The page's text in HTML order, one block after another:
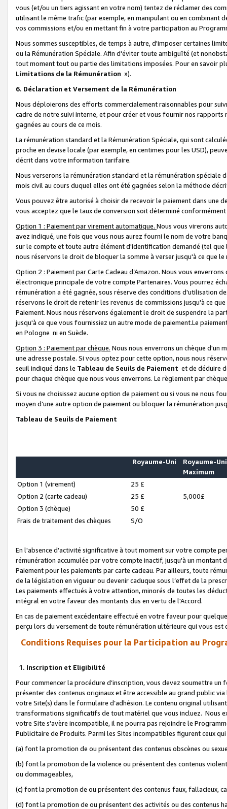
vous (et/ou un tiers agissant en votre nom) tentez de réclamer des
utilisant le même trafic (par exemple, en manipulant ou en combinant
vos commissions et/ou en mettant fin à votre participation au
Nous sommes susceptibles, de temps à autre, d'imposer certaines
ou la Rémunération Spéciale. Afin d'éviter toute ambiguïté (et
tout moment tout ou partie des limitations imposées. Pour en savoir
Limitations de la Rémunération »).
6. Déclaration et Versement de la Rémunération
Nous déploierons des efforts commercialement raisonnables pour
cadre de notre suivi interne, et pour créer et vous fournir nos
gagnées au cours de ce mois.
La rémunération standard et la Rémunération Spéciale, qui sont
proche en devise locale (par exemple, en centimes pour les USD),
décrit dans votre information tarifaire.
Nous verserons la rémunération standard et la rémunération spéciale
mois civil au cours duquel elles ont été gagnées selon la méthode
Vous pouvez être autorisé à choisir de recevoir le paiement dans une
vous acceptez que le taux de conversion soit déterminé
Option 1 : Paiement par virement automatique. Nous vous virerons
avez indiqué, une fois que vous nous aurez fourni le nom de votre
sur le compte et toute autre élément d'identification demandé (tel que
nous réservons le droit de bloquer la somme à verser jusqu'à ce que
Option 2 : Paiement par Carte Cadeau d’Amazon. Nous vous
électronique principale de votre compte Partenaires. Vous pourrez
rémunération a été gagnée, sous réserve des conditions d'utilisation
réservons le droit de retenir les revenus de commissions jusqu'à ce
Paiement. Nous nous réservons également le droit de suspendre la
jusqu'à ce que vous fournissiez un autre mode de paiement.Le
en Pologne ni en Suède.
Option 3 : Paiement par chèque. Nous nous enverrons un chèque d'un
une adresse postale. Si vous optez pour cette option, nous nous
seuil indiqué dans le Tableau de Seuils de Paiement et de déduire
pour chaque chèque que nous vous enverrons. Le règlement par
Si vous ne choisissez aucune option de paiement ou si vous ne nous
moyen d’une autre option de paiement ou bloquer la rémunération
Tableau de Seuils de Paiement
Royaume-Uni
Royaume-Uni
Maximum
Option 1 (virement)
25 £
Option 2 (carte cadeau)
25 £
5,000£
Option 3 (chèque)
50 £
Frais de traitement des chèques
S/O
En l'absence d'activité significative à tout moment sur votre compte
rémunération accumulée par votre compte inactif, jusqu'à un montant
Paiement pour les paiements par carte cadeau. Par ailleurs, toute
de la législation en vigueur ou devenir caduque sous l’effet de la
Les paiements effectués à votre attention, minorés de toutes les
intégral en votre faveur des montants dus en vertu de l'Accord.
En cas de paiement excédentaire effectué en votre faveur pour
perçu lors du versement de toute rémunération ultérieure qui vous est
Conditions Requises pour la Participation au
1. Inscription et Eligibilité
Pour commencer la procédure d’inscription, vous devez soumettre
présenter des contenus originaux et être accessible au grand public
votre Site(s) dans le formulaire d’adhésion. Le contenu original
transformations significatifs de tout matériel que vous incluez. Nous
votre Site s'avère incompatible, il ne pourra pas rejoindre le
Publicitaire de Produits. Parmi les Sites incompatibles figurent ceux
(a) font la promotion de ou présentent des contenus obscènes ou
(b) font la promotion de la violence ou présentent des contenus
ou dommageables,
(c) font la promotion de ou présentent des contenus faux, fallacieux,
(d) font la promotion de ou présentent des activités ou des contenus